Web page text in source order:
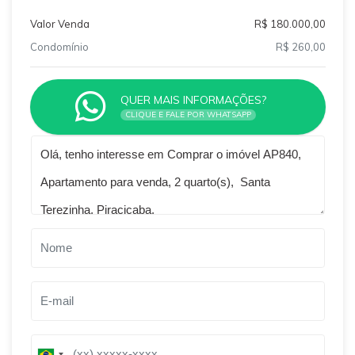
Valor Venda
R$ 180.000,00
Condomínio
R$ 260,00
QUER MAIS INFORMAÇÕES?
CLIQUE E FALE POR WHATSAPP